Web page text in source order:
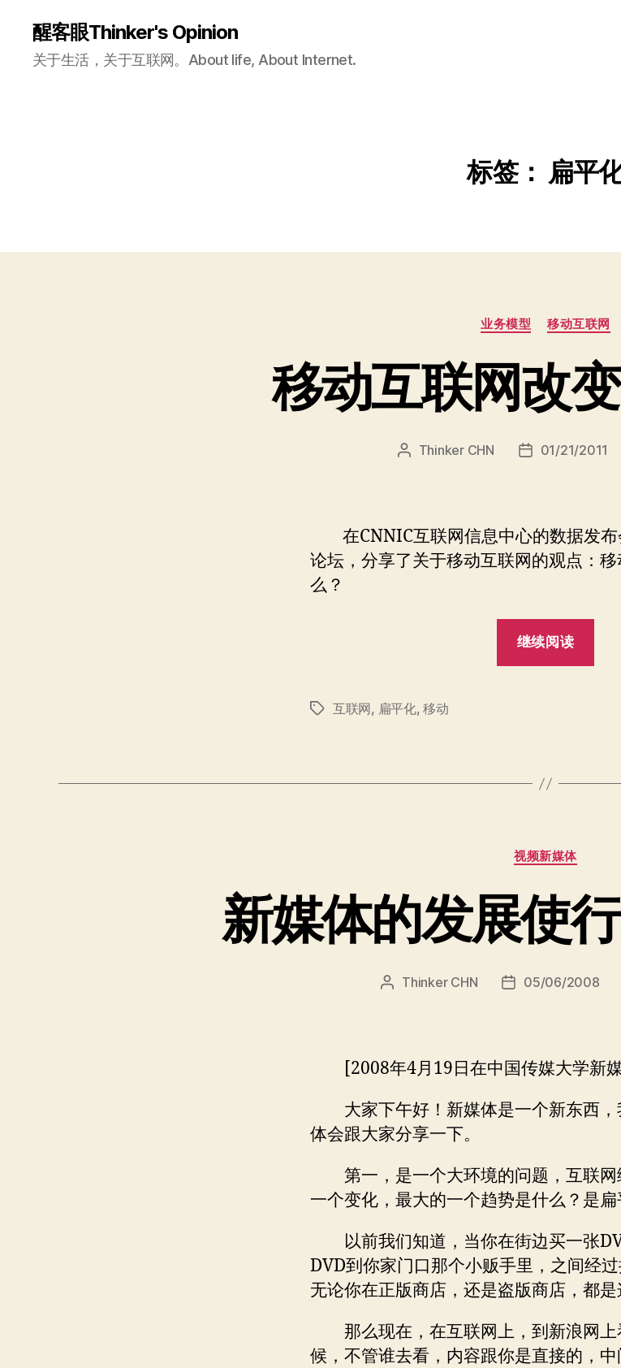
醒客眼Thinker's Opinion
关于生活，关于互联网。About life, About Internet.
标签： 扁平
分
类
业务模型 移动互联网
移动互联网改
文 Thinker CHN
发 01/21/2011
在CNNIC互联网信息中心的数据发布
论坛，分享了关于移动互联网的观点：
么？
继续阅读
变
标
互联网, 扁平化,移动
分
类
视频新媒体
新媒体的发展使
文 Thinker CHN
发 05/06/2008
[2008年4月19日在中国传媒大学新
大家下午好！新媒体是一个新东西
体会跟大家分享一下。
第一，是一个大环境的问题，互联
一个变化，最大的一个趋势是什么？是扁
以前我们知道，当你在街边买一张
DVD到你家门口那个小贩手里，之间经
无论你在正版商店，还是盗版商店，都是
那么现在，在互联网上，到新浪网
候，不管谁去看，内容跟你是直接的，